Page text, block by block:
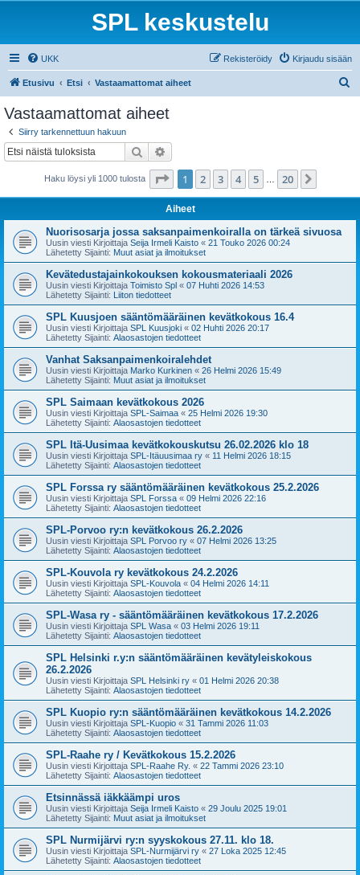
SPL keskustelu
UKK Kirjaudu sisään
Rekisteröidy
Etusivu Etsi Vastaamattomat aiheet
Vastaamattomat aiheet
Siirry tarkennettuun hakuun
Etsi
Haku löysi yli 1000 tulosta Sivu /20
1 2 3 4 5 20
Aiheet
Nuorisosarja jossa saksanpaimenkoiralla on tärkeä sivuosa
Uusin viesti Kirjoittaja Seija Irmeli Kaisto « 21 Touko 2026 00:24
Lähetetty Sijainti: Muut asiat ja ilmoitukset
Kevätedustajainkokouksen kokousmateriaali 2026
Uusin viesti Kirjoittaja Toimisto Spl « 07 Huhti 2026 14:53
Lähetetty Sijainti: Liiton tiedotteet
SPL Kuusjoen sääntömääräinen kevätkokous 16.4
Uusin viesti Kirjoittaja SPL Kuusjoki « 02 Huhti 2026 20:17
Lähetetty Sijainti: Alaosastojen tiedotteet
Vanhat Saksanpaimenkoiralehdet
Uusin viesti Kirjoittaja Marko Kurkinen « 26 Helmi 2026 15:49
Lähetetty Sijainti: Muut asiat ja ilmoitukset
SPL Saimaan kevätkokous 2026
Uusin viesti Kirjoittaja SPL-Saimaa « 25 Helmi 2026 19:30
Lähetetty Sijainti: Alaosastojen tiedotteet
SPL Itä-Uusimaa kevätkokouskutsu 26.02.2026 klo 18
Uusin viesti Kirjoittaja SPL-Itäuusimaa ry « 11 Helmi 2026 18:15
Lähetetty Sijainti: Alaosastojen tiedotteet
SPL Forssa ry sääntömääräinen kevätkokous 25.2.2026
Uusin viesti Kirjoittaja SPL Forssa « 09 Helmi 2026 22:16
Lähetetty Sijainti: Alaosastojen tiedotteet
SPL-Porvoo ry:n kevätkokous 26.2.2026
Uusin viesti Kirjoittaja SPL Porvoo ry « 07 Helmi 2026 13:25
Lähetetty Sijainti: Alaosastojen tiedotteet
SPL-Kouvola ry kevätkokous 24.2.2026
Uusin viesti Kirjoittaja SPL-Kouvola « 04 Helmi 2026 14:11
Lähetetty Sijainti: Alaosastojen tiedotteet
SPL-Wasa ry - sääntömääräinen kevätkokous 17.2.2026
Uusin viesti Kirjoittaja SPL Wasa « 03 Helmi 2026 19:11
Lähetetty Sijainti: Alaosastojen tiedotteet
SPL Helsinki r.y:n sääntömääräinen kevätyleiskokous
26.2.2026
Uusin viesti Kirjoittaja SPL Helsinki ry « 01 Helmi 2026 20:38
Lähetetty Sijainti: Alaosastojen tiedotteet
SPL Kuopio ry:n sääntömääräinen kevätkokous 14.2.2026
Uusin viesti Kirjoittaja SPL-Kuopio « 31 Tammi 2026 11:03
Lähetetty Sijainti: Alaosastojen tiedotteet
SPL-Raahe ry / Kevätkokous 15.2.2026
Uusin viesti Kirjoittaja SPL-Raahe Ry. « 22 Tammi 2026 23:10
Lähetetty Sijainti: Alaosastojen tiedotteet
Etsinnässä iäkkäämpi uros
Uusin viesti Kirjoittaja Seija Irmeli Kaisto « 29 Joulu 2025 19:01
Lähetetty Sijainti: Muut asiat ja ilmoitukset
SPL Nurmijärvi ry:n syyskokous 27.11. klo 18.
Uusin viesti Kirjoittaja SPL-Nurmijärvi ry « 27 Loka 2025 12:45
Lähetetty Sijainti: Alaosastojen tiedotteet